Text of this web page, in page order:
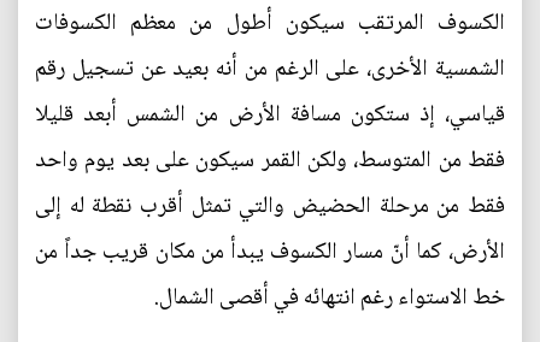
الكسوف المرتقب سيكون أطول من معظم الكسوفات
الشمسية الأخرى، على الرغم من أنه بعيد عن تسجيل رقم
قياسي، إذ ستكون مسافة الأرض من الشمس أبعد قليلا
فقط من المتوسط، ولكن القمر سيكون على بعد يوم واحد
فقط من مرحلة الحضيض والتي تمثل أقرب نقطة له إلى
الأرض، كما أنّ مسار الكسوف يبدأ من مكان قريب جداً من
خط الاستواء رغم انتهائه في أقصى الشمال.